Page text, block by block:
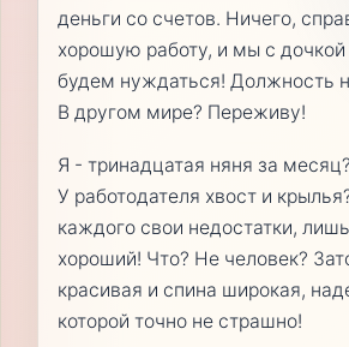
деньги со счетов. Ничего,
хорошую работу, и мы с
будем нуждаться! Должность
В другом мире? Переживу!
Я - тринадцатая няня за
У работодателя хвост и
каждого свои недостатки,
хороший! Что? Не человек?
красивая и спина широкая,
которой точно не страшно!